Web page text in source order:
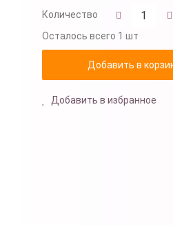
Количество
Осталось всего 1 шт
Добавить в избранное